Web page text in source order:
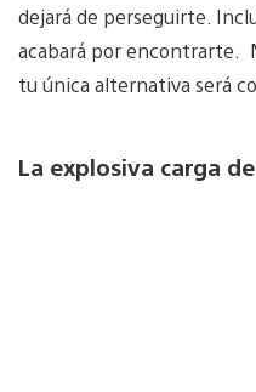
dejará de perseguirte.
acabará por encontrarte.
tu única alternativa será
La explosiva carga